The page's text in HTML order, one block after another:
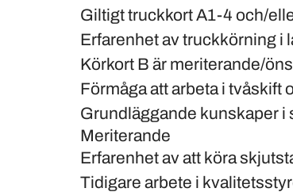
Giltigt truckkort A1-4 och/
Erfarenhet av truckkörning i
Körkort B är meriterande/
Förmåga att arbeta i tvåskift
Grundläggande kunskaper i
Meriterande
Erfarenhet av att köra
Tidigare arbete i